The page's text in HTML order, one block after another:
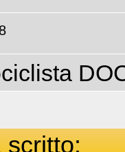
scritto: